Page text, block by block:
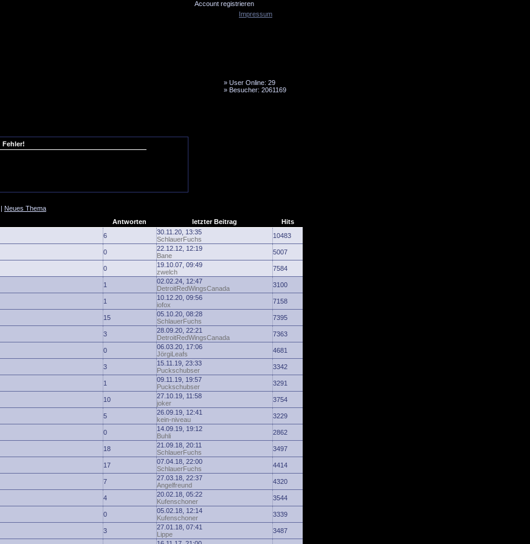
Account registrieren
» User Online: 29
» Besucher: 2061169
Fehler!
| Neues Thema
Antworten letzter Beitrag
Hits
6
30.11.20, 13:35
SchlauerFuchs
10483
0
22.12.12, 12:19
Bane
5007
0
19.10.07, 09:49
zwelch
7584
1
02.02.24, 12:47
DetroitRedWingsCanada
3100
1
10.12.20, 09:56
iofox
7158
15
05.10.20, 08:28
SchlauerFuchs
7395
3
28.09.20, 22:21
DetroitRedWingsCanada
7363
0
06.03.20, 17:06
JörgiLeafs
4681
3
15.11.19, 23:33
Puckschubser
3342
1
09.11.19, 19:57
Puckschubser
3291
10
27.10.19, 11:58
joker
3754
5
26.09.19, 12:41
kein-niveau
3229
0
14.09.19, 19:12
Buhli
2862
18
21.09.18, 20:11
SchlauerFuchs
3497
17
07.04.18, 22:00
SchlauerFuchs
4414
7
27.03.18, 22:37
Angelfreund
4320
4
20.02.18, 05:22
Kufenschoner
3544
0
05.02.18, 12:14
Kufenschoner
3339
3
27.01.18, 07:41
Lippe
3487
Impressum